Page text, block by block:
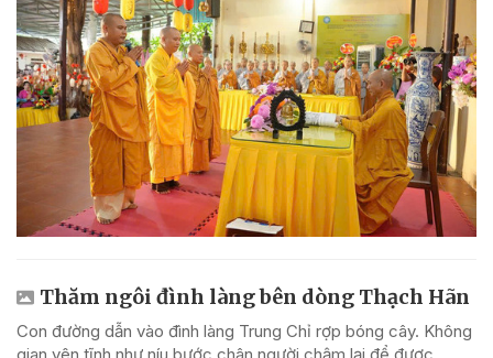
Thăm ngôi đình làng bên dòng Thạch Hãn
Con đường dẫn vào đình làng Trung Chỉ rợp bóng cây. Không